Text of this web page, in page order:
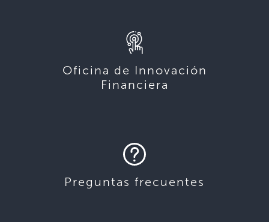
Oficina de Innovación
Financiera
Preguntas frecuentes